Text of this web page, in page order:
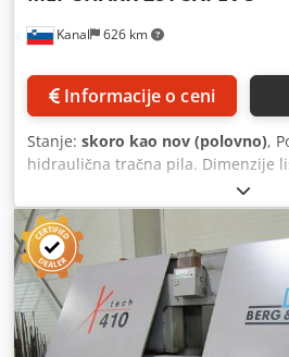
Kanal 626 km
Informacije o ceni
Stanje: skoro kao nov (polovno),
hidraulična tračna pila. Dimenzije
Pila je pogodna za sečenje čvrstih
srednjih preseka do 280x200 mm
sečenja pod uglom: od 0° do 60°
OPREMU – ručni i ručni dinamični
proizvodnje: 2025. Djdpfx Aezlimbsi